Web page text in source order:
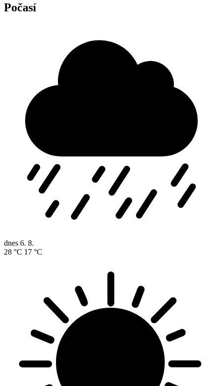
Počasí
dnes 6. 8.
28 °C 17 °C